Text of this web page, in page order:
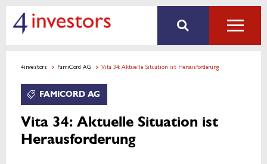
4investors FamiCord AG Vita 34: Aktuelle Situation ist Herausforderung
FAMICORD AG
Vita 34: Aktuelle Situation ist
Herausforderung